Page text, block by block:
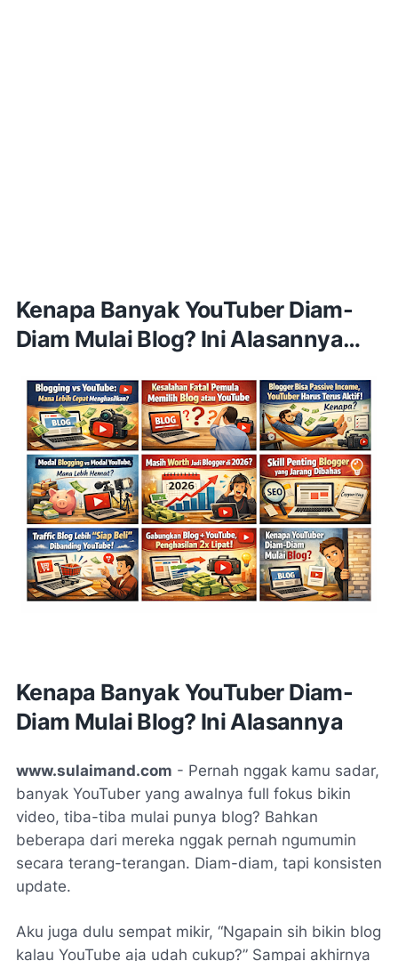
Kenapa Banyak YouTuber Diam-
Diam Mulai Blog? Ini Alasannya…
Kenapa Banyak YouTuber Diam-
Diam Mulai Blog? Ini Alasannya
www.sulaimand.com - Pernah nggak kamu sadar,
banyak YouTuber yang awalnya full fokus bikin
video, tiba-tiba mulai punya blog? Bahkan
beberapa dari mereka nggak pernah ngumumin
secara terang-terangan. Diam-diam, tapi konsisten
update.
Aku juga dulu sempat mikir, “Ngapain sih bikin blog
kalau YouTube aja udah cukup?” Sampai akhirnya